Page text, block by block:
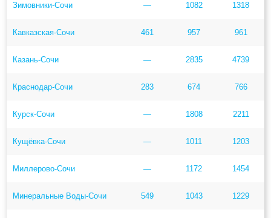
Зимовники-Сочи — 1082 1318
Кавказская-Сочи 461 957 961
Казань-Сочи — 2835 4739
Краснодар-Сочи 283 674 766
Курск-Сочи — 1808 2211
Кущёвка-Сочи — 1011 1203
Миллерово-Сочи — 1172 1454
Минеральные Воды-Сочи 549 1043 1229